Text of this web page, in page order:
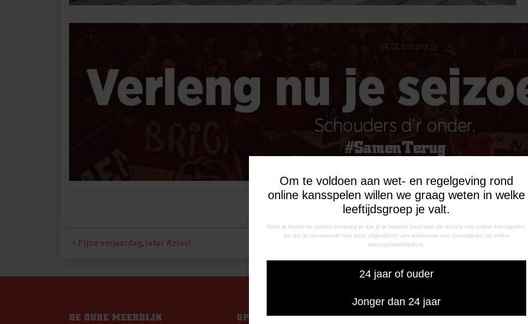
Om te voldoen aan wet- en regelgeving rond
online kansspelen willen we graag weten in welke
leeftijdsgroep je valt.
Door je keuze te maken bevestig je dat je je bewust bent van de risico's van online kansspelen
en dat je momenteel niet bent uitgesloten van deelname aan kansspelen bij online
kansspelaanbieders.
24 jaar of ouder
Jonger dan 24 jaar
BERICHT
NAVIGATIE
Fijne verjaardag, Jafar Arias!
DE OUDE MEERDIJK OPENINGSTIJDEN CORRESPONDENTIE-ADRES